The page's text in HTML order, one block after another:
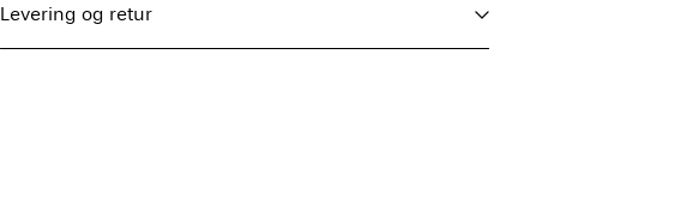
Levering og retur